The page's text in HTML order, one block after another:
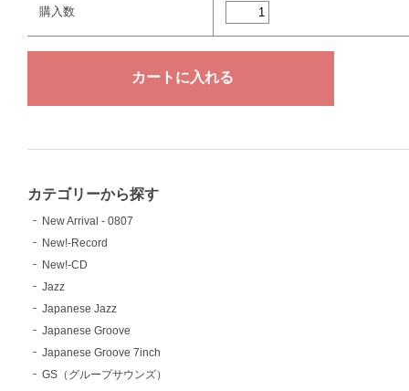
購入数
カテゴリーから探す
New Arrival - 0807
New!-Record
New!-CD
Jazz
Japanese Jazz
Japanese Groove
Japanese Groove 7inch
GS（グループサウンズ）